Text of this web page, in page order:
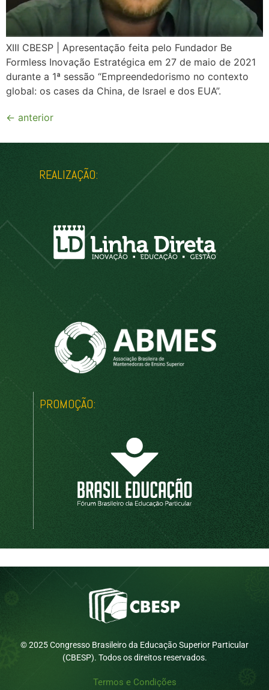
XIII CBESP | Apresentação feita pelo Fundador Be
Formless Inovação Estratégica em 27 de maio de 2021
durante a 1ª sessão “Empreendedorismo no contexto
global: os cases da China, de Israel e dos EUA”.
← anterior
REALIZAÇÃO:
PROMOÇÃO:
© 2025 Congresso Brasileiro da Educação Superior Particular
(CBESP). Todos os direitos reservados.
Termos e Condições